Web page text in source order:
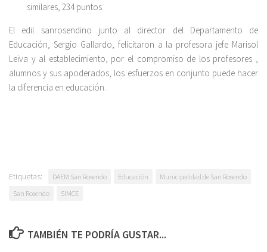
similares, 234 puntos
El edil sanrosendino junto al director del Departamento de
Educación, Sergio Gallardo, felicitaron a la profesora jefe Marisol
Leiva y al establecimiento, por el compromiso de los profesores ,
alumnos y sus apoderados, los esfuerzos en conjunto puede hacer
la diferencia en educación.
Etiquetas: DAEM San Rosendo Educación
Municipalidad de San Rosendo
San Rosendo
SIMCE
TAMBIÉN TE PODRÍA GUSTAR...